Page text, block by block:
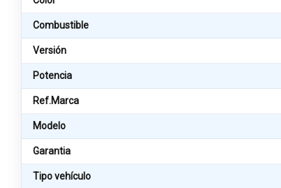
Combustible
Versión
Potencia
Ref.Marca
Modelo
Garantia
Tipo vehículo